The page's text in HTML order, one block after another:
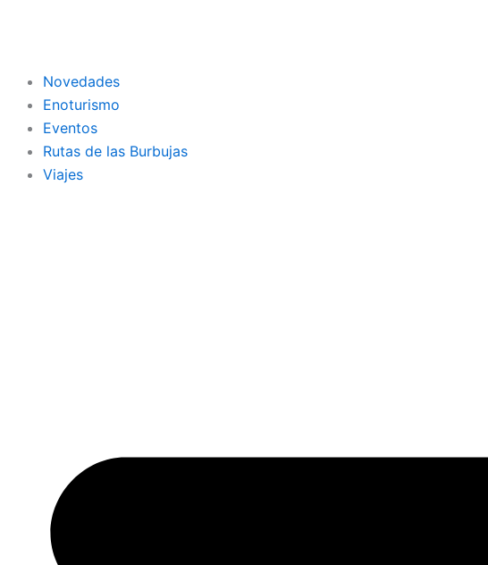
Novedades
Enoturismo
Eventos
Rutas de las Burbujas
Viajes